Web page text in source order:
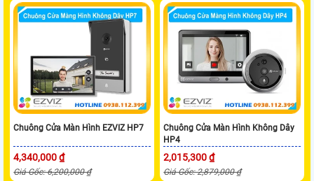
Chuông Cửa Màn Hình EZVIZ HP7
4,340,000 ₫
Giá Gốc: 6,200,000 ₫
Chuông Cửa Màn Hình Không Dây
HP4
2,015,300 ₫
Giá Gốc: 2,879,000 ₫